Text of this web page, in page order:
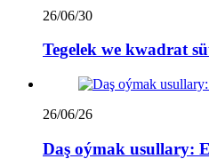
26/06/30
Tegelek we kwadrat
26/06/26
Daş oýmak usullary: